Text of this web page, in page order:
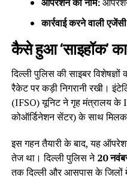
कार्रवाई करने वाली
कैसे हुआ ‘साइहॉक’
दिल्ली पुलिस की साइबर
रैकेट पर कड़ी निगरानी रखी।
(IFSO) यूनिट ने गृह मंत्रालय के
कोऑर्डिनेशन सेंटर) के साथ
इस गहन तैयारी के बाद, यह
तेज था। दिल्ली पुलिस ने20
तक दिल्ली और आसपास के जिलों में